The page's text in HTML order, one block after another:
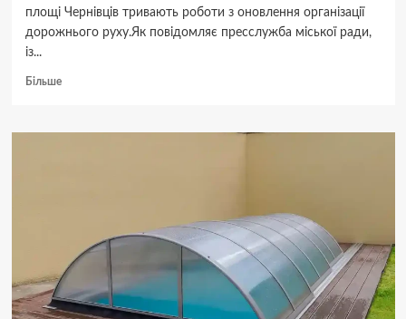
площі Чернівців тривають роботи з оновлення організації
дорожнього руху.Як повідомляє пресслужба міської ради,
із...
БільшеДокладніше
не
чернівецькою
Ратушею
відновлюють
двосторонній
рух: